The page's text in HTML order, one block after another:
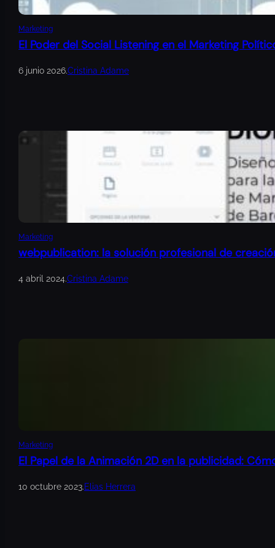
Marketing
El Poder del Social Listening en el Marketing
6 junio 2026.Cristina Adame
Marketing
webpublication: la solución profesional de
4 abril 2024.Cristina Adame
Marketing
El Papel de la Animación 2D en la publicidad:
10 octubre 2023.Elias Herrera